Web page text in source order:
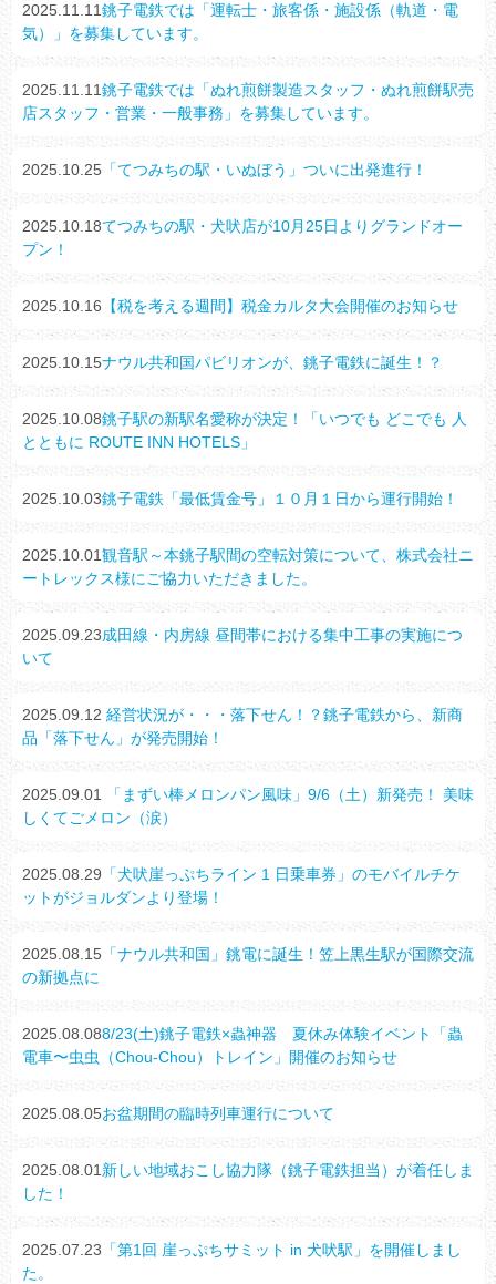
2025.11.11銚子電鉄では「運転士・旅客係・施設係（軌道・電
気）」を募集しています。
2025.11.11銚子電鉄では「ぬれ煎餅製造スタッフ・ぬれ煎餅駅売
店スタッフ・営業・一般事務」を募集しています。
2025.10.25 「てつみちの駅・いぬぼう」ついに出発進行！
2025.10.18てつみちの駅・犬吠店が10月25日よりグランドオー
プン！
2025.10.16 【税を考える週間】税金カルタ大会開催のお知らせ
2025.10.15ナウル共和国パビリオンが、銚子電鉄に誕生！？
2025.10.08銚子駅の新駅名愛称が決定！「いつでも どこでも 人
とともに ROUTE INN HOTELS」
2025.10.03銚子電鉄「最低賃金号」１０月１日から運行開始！
2025.10.01観音駅～本銚子駅間の空転対策について、株式会社ニ
ートレックス様にご協力いただきました。
2025.09.23成田線・内房線 昼間帯における集中工事の実施につ
いて
2025.09.12 経営状況が・・・落下せん！？銚子電鉄から、新商
品「落下せん」が発売開始！
2025.09.01
「まずい棒メロンパン風味」9/6（土）新発売！ 美味
しくてごメロン（涙）
2025.08.29 「犬吠崖っぷちライン 1 日乗車券」のモバイルチケ
ットがジョルダンより登場！
2025.08.15 「ナウル共和国」銚電に誕生！笠上黒生駅が国際交流
の新拠点に
2025.08.088/23(土)銚子電鉄×蟲神器 夏休み体験イベント「蟲
電車〜虫虫（Chou-Chou）トレイン」開催のお知らせ
2025.08.05お盆期間の臨時列車運行について
2025.08.01 新しい地域おこし協力隊（銚子電鉄担当）が着任しま
した！
2025.07.23 「第1回 崖っぷちサミット in 犬吠駅」を開催しまし
た。